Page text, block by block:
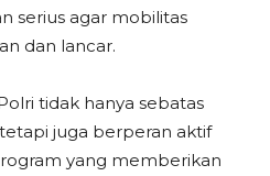
serius agar mobilitas
dan lancar.
tidak hanya sebatas
juga berperan aktif
yang memberikan